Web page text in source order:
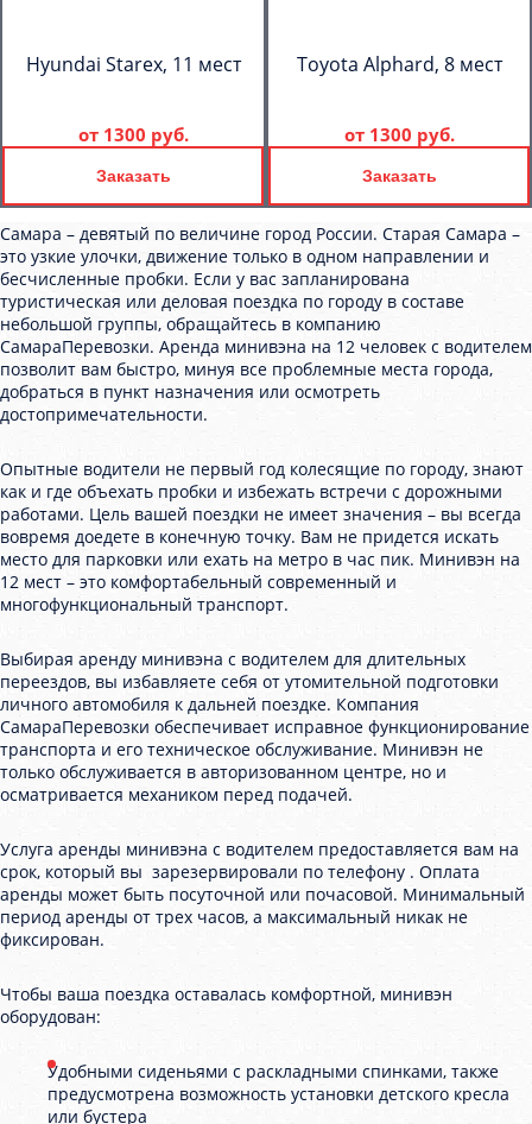
Hyundai Starex, 11 мест
от 1300 руб.
Заказать
Toyota Alphard, 8 мест
от 1300 руб.
Заказать
Самара – девятый по величине город России. Старая Самара –
это узкие улочки, движение только в одном направлении и
бесчисленные пробки. Если у вас запланирована
туристическая или деловая поездка по городу в составе
небольшой группы, обращайтесь в компанию
СамараПеревозки. Аренда минивэна на 12 человек с водителем
позволит вам быстро, минуя все проблемные места города,
добраться в пункт назначения или осмотреть
достопримечательности.
Опытные водители не первый год колесящие по городу, знают
как и где объехать пробки и избежать встречи с дорожными
работами. Цель вашей поездки не имеет значения – вы всегда
вовремя доедете в конечную точку. Вам не придется искать
место для парковки или ехать на метро в час пик. Минивэн на
12 мест – это комфортабельный современный и
многофункциональный транспорт.
Выбирая аренду минивэна с водителем для длительных
переездов, вы избавляете себя от утомительной подготовки
личного автомобиля к дальней поездке. Компания
СамараПеревозки обеспечивает исправное функционирование
транспорта и его техническое обслуживание. Минивэн не
только обслуживается в авторизованном центре, но и
осматривается механиком перед подачей.
Услуга аренды минивэна с водителем предоставляется вам на
срок, который вы зарезервировали по телефону . Оплата
аренды может быть посуточной или почасовой. Минимальный
период аренды от трех часов, а максимальный никак не
фиксирован.
Чтобы ваша поездка оставалась комфортной, минивэн
оборудован:
Удобными сиденьями с раскладными спинками, также
предусмотрена возможность установки детского кресла
или бустера